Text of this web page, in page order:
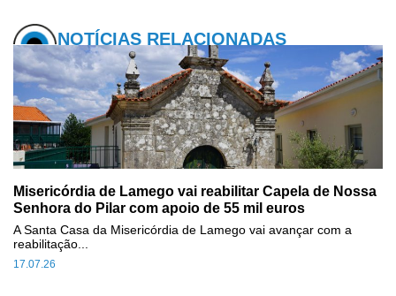
NOTÍCIAS RELACIONADAS
Misericórdia de Lamego vai reabilitar Capela de Nossa
Senhora do Pilar com apoio de 55 mil euros
17.07.26
A Santa Casa da Misericórdia de Lamego vai avançar com a
reabilitação...